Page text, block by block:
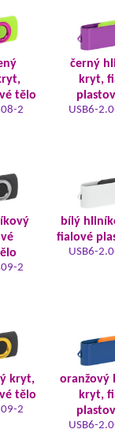
tělo
2
černý
kryt,
USB6-
2
bílý
fialové
USB6-
kryt,
tělo
2
oranžový
kryt,
USB6-